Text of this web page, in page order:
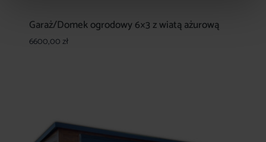
Garaż/Domek ogrodowy 6×3 z wiatą ażurową
6600,00zł